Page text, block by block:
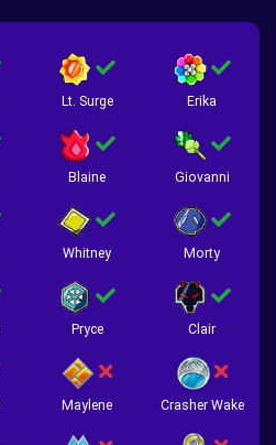
Lt. Surge Erika
Blaine Giovanni
Whitney Morty
Pryce Clair
Maylene Crasher Wake